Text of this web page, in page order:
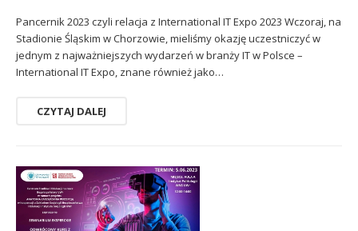
Pancernik 2023 czyli relacja z International IT Expo 2023 Wczoraj, na
Stadionie Śląskim w Chorzowie, mieliśmy okazję uczestniczyć w
jednym z najważniejszych wydarzeń w branży IT w Polsce –
International IT Expo, znane również jako…
CZYTAJ DALEJ